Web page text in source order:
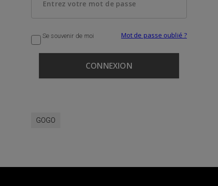
Se souvenir de moi Mot de passe oublié ?
GOGO